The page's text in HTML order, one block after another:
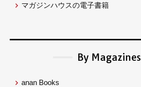
マガジンハウスの電子書籍
By Magazines
anan Books